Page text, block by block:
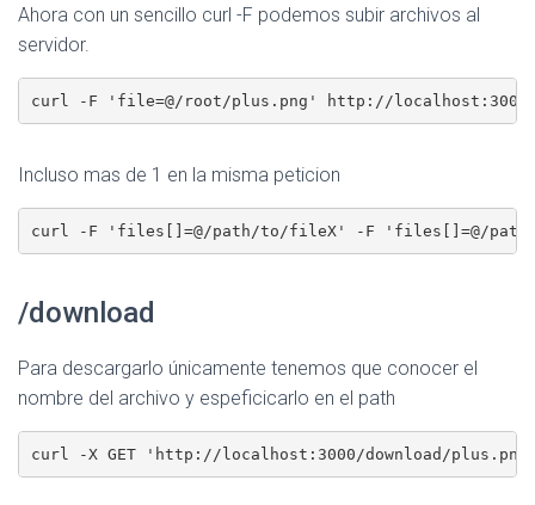
Ahora con un sencillo curl -F podemos subir archivos al
servidor.
Incluso mas de 1 en la misma peticion
/download
Para descargarlo únicamente tenemos que conocer el
nombre del archivo y espeficicarlo en el path